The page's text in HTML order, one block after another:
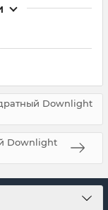
Downlight
Downlight